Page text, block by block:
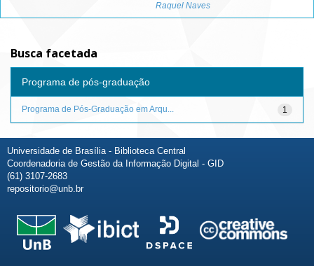
Raquel Naves
Busca facetada
Programa de pós-graduação
1
Programa de Pós-Graduação em Arqu...
Universidade de Brasília - Biblioteca Central
Coordenadoria de Gestão da Informação Digital - GID
(61) 3107-2683
repositorio@unb.br